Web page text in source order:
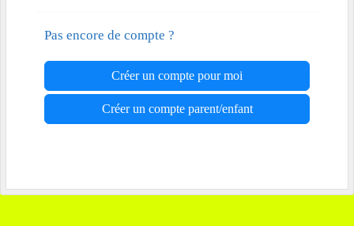
Pas encore de compte ?
Créer un compte pour moi
Créer un compte parent/enfant